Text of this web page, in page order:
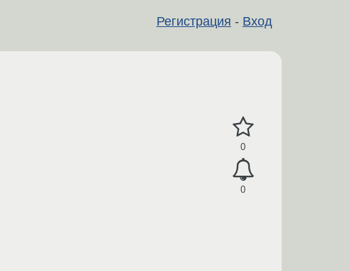
Регистрация - Вход
0
0